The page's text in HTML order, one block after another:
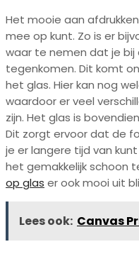
Het mooie aan
mee op kunt. Zo is er
waar te nemen dat je
tegenkomen. Dit komt
het glas. Hier kan nog
waardoor er veel
zijn. Het glas is
Dit zorgt ervoor dat de
je er langere tijd van
het gemakkelijk schoon
op glas er ook mooi uit
Lees ook: Canvas